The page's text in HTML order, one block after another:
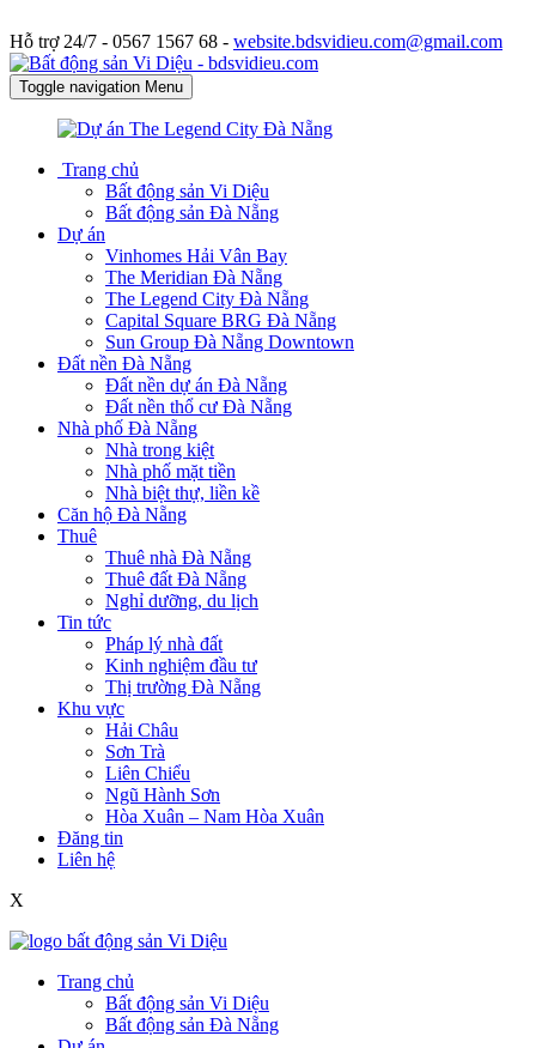
Hỗ trợ 24/7 - 0567 1567 68 - website.bdsvidieu.com@gmail.com
Toggle navigation Menu
Trang chủ
Bất động sản Vi Diệu
Bất động sản Đà Nẵng
Dự án
Vinhomes Hải Vân Bay
The Meridian Đà Nẵng
The Legend City Đà Nẵng
Capital Square BRG Đà Nẵng
Sun Group Đà Nẵng Downtown
Đất nền Đà Nẵng
Đất nền dự án Đà Nẵng
Đất nền thổ cư Đà Nẵng
Nhà phố Đà Nẵng
Nhà trong kiệt
Nhà phố mặt tiền
Nhà biệt thự, liền kề
Căn hộ Đà Nẵng
Thuê
Thuê nhà Đà Nẵng
Thuê đất Đà Nẵng
Nghỉ dưỡng, du lịch
Tin tức
Pháp lý nhà đất
Kinh nghiệm đầu tư
Thị trường Đà Nẵng
Khu vực
Hải Châu
Sơn Trà
Liên Chiểu
Ngũ Hành Sơn
Hòa Xuân – Nam Hòa Xuân
Đăng tin
Liên hệ
X
Trang chủ
Bất động sản Vi Diệu
Bất động sản Đà Nẵng